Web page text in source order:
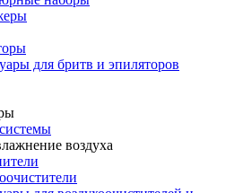
для бритв и эпиляторов
воздуха